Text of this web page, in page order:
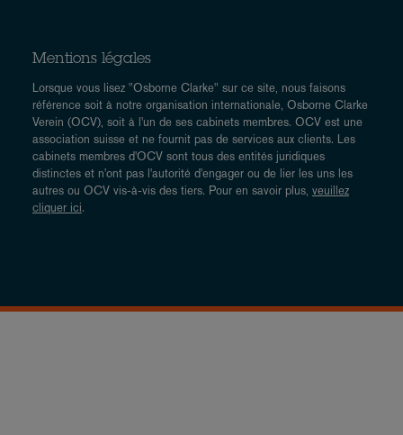
Mentions légales
Lorsque vous lisez "Osborne Clarke" sur ce site, nous faisons
référence soit à notre organisation internationale, Osborne Clarke
Verein (OCV), soit à l'un de ses cabinets membres. OCV est une
association suisse et ne fournit pas de services aux clients. Les
cabinets membres d'OCV sont tous des entités juridiques
distinctes et n'ont pas l'autorité d'engager ou de lier les uns les
autres ou OCV vis-à-vis des tiers. Pour en savoir plus, veuillez
cliquer ici.